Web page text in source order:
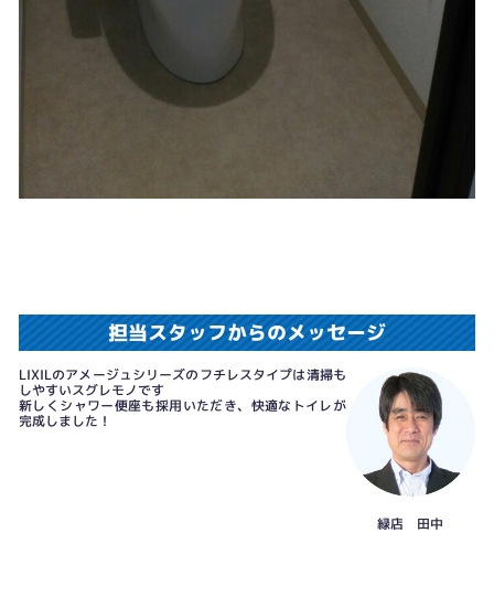
担当スタッフからのメッセージ
LIXILのアメージュシリーズのフチレスタイプは清掃も
しやすいスグレモノです
新しくシャワー便座も採用いただき、快適なトイレが
完成しました！
緑店 田中